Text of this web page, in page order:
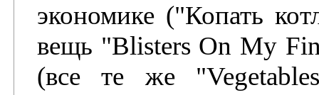
экономике ("Копать
вещь "Blisters On My
(все те же